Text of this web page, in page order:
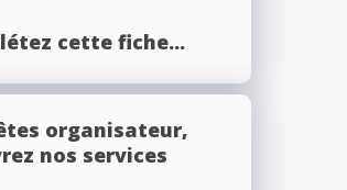
cette fiche...
organisateur,
nos services